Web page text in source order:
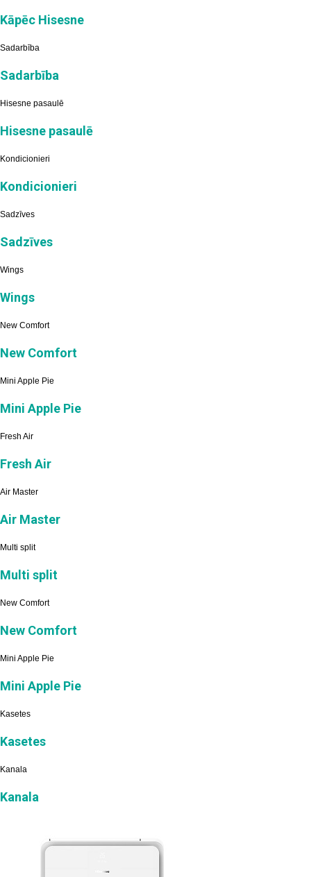
Kāpēc Hisesne
Sadarbība
Sadarbība
Hisesne pasaulē
Hisesne pasaulē
Kondicionieri
Kondicionieri
Sadzīves
Sadzīves
Wings
Wings
New Comfort
New Comfort
Mini Apple Pie
Mini Apple Pie
Fresh Air
Fresh Air
Air Master
Air Master
Multi split
Multi split
New Comfort
New Comfort
Mini Apple Pie
Mini Apple Pie
Kasetes
Kasetes
Kanala
Kanala